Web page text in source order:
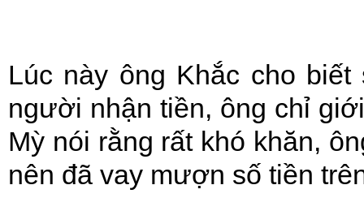
Lúc này ông Khắc cho
người nhận tiền, ông chỉ
Mỳ nói rằng rất khó khăn,
nên đã vay mượn số tiền